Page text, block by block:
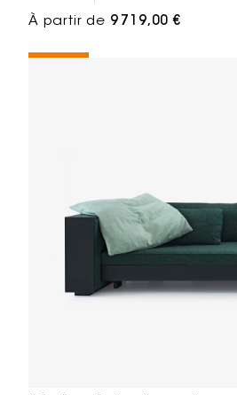
À partir de 9 719,00 €